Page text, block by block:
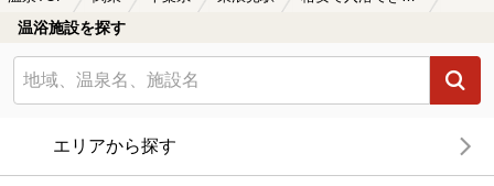
温浴施設を探す
エリアから探す